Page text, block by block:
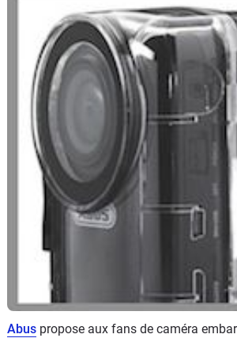
Scooters
Marques
Services
Abus propose aux fans de caméra